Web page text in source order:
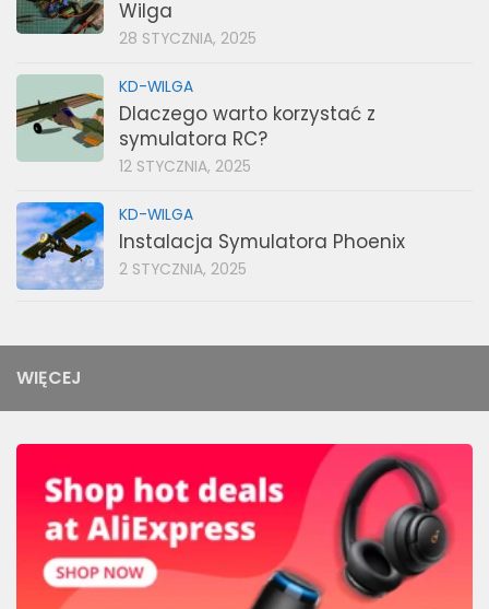
Wilga
28 STYCZNIA, 2025
KD-WILGA
Dlaczego warto korzystać z
symulatora RC?
12 STYCZNIA, 2025
KD-WILGA
Instalacja Symulatora Phoenix
2 STYCZNIA, 2025
WIĘCEJ